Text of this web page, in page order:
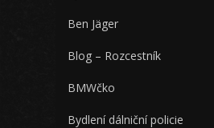
Ben Jäger
Blog – Rozcestník
BMWčko
Bydlení dálniční policie